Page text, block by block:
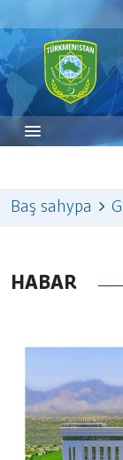
Baş sahypa
HABAR